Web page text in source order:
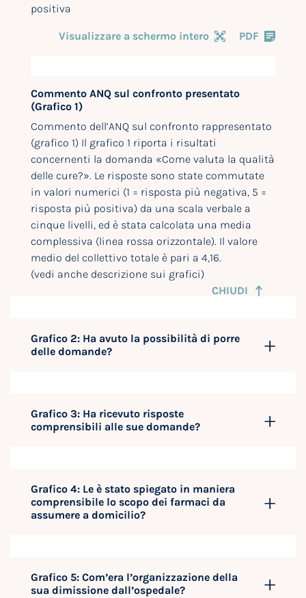
positiva
Visualizzare a schermo intero PDF
Commento ANQ sul confronto presentato
(Grafico 1)
Commento dell’ANQ sul confronto rappresentato
(grafico 1) Il grafico 1 riporta i risultati
concernenti la domanda «Come valuta la qualità
delle cure?». Le risposte sono state commutate
in valori numerici (1 = risposta più negativa, 5 =
risposta più positiva) da una scala verbale a
cinque livelli, ed è stata calcolata una media
complessiva (linea rossa orizzontale). Il valore
medio del collettivo totale è pari a 4,16.
(vedi anche descrizione sui grafici)
CHIUDI
Grafico 2: Ha avuto la possibilità di porre
delle domande?
Grafico 3: Ha ricevuto risposte
comprensibili alle sue domande?
Grafico 4: Le è stato spiegato in maniera
comprensibile lo scopo dei farmaci da
assumere a domicilio?
Grafico 5: Com’era l’organizzazione della
sua dimissione dall’ospedale?